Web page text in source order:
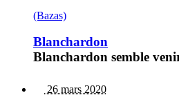
(Bazas)
Blanchardon
Blanchardon semble
26 mars 2020